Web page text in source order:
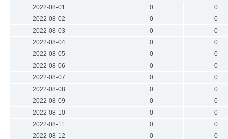
2022-08-01
0
0
2022-08-02
0
0
2022-08-03
0
0
2022-08-04
0
0
2022-08-05
0
0
2022-08-06
0
0
2022-08-07
0
0
2022-08-08
0
0
2022-08-09
0
0
2022-08-10
0
0
2022-08-11
0
0
2022-08-12
0
0